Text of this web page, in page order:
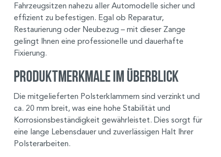
Fahrzeugsitzen nahezu aller Automodelle sicher und
effizient zu befestigen. Egal ob Reparatur,
Restaurierung oder Neubezug – mit dieser Zange
gelingt Ihnen eine professionelle und dauerhafte
Fixierung.
Produktmerkmale im Überblick
Die mitgelieferten Polsterklammern sind verzinkt und
ca. 20 mm breit, was eine hohe Stabilität und
Korrosionsbeständigkeit gewährleistet. Dies sorgt für
eine lange Lebensdauer und zuverlässigen Halt Ihrer
Polsterarbeiten.